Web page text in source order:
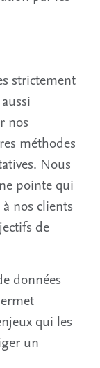
strictement
nos
méthodes
Nous
pointe qui
nos clients
de
données
qui les
un